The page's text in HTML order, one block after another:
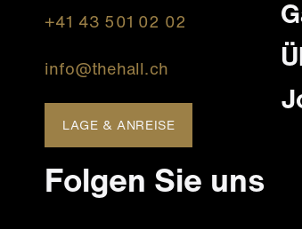
+41 43 501 02 02
info@thehall.ch
LAGE & ANREISE
Folgen Sie uns